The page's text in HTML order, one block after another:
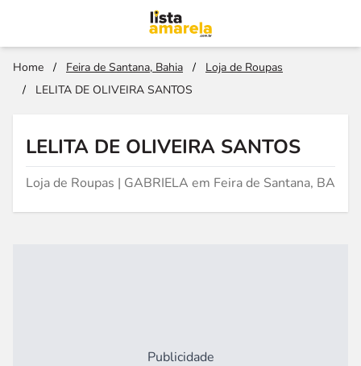
Home / Feira de Santana, Bahia /
Loja de Roupas
/
LELITA DE OLIVEIRA SANTOS
LELITA DE OLIVEIRA SANTOS
Loja de Roupas | GABRIELA em Feira de Santana, BA
Publicidade